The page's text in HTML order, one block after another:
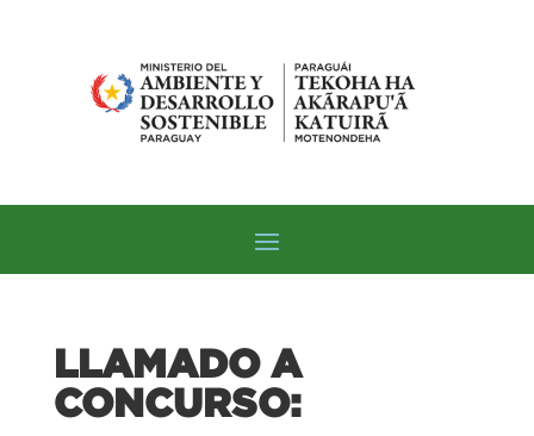
LLAMADO A
CONCURSO: